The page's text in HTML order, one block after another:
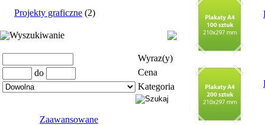
Projekty graficzne (2)
Wyszukiwanie
Wyraz(y)
do
Cena
Kategoria
Zaawansowane